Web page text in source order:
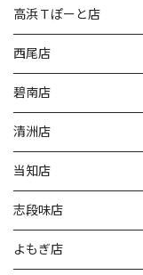
高浜Ｔぽーと店
西尾店
碧南店
清洲店
当知店
志段味店
よもぎ店